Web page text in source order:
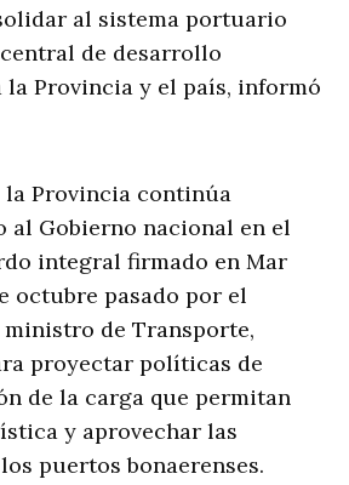
al sistema portuario
de desarrollo
Provincia y el país, informó
la Provincia continúa
al Gobierno nacional en el
integral firmado en Mar
octubre pasado por el
de Transporte,
proyectar políticas de
de la carga que permitan
y aprovechar las
puertos bonaerenses.